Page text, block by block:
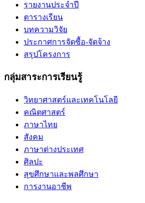
รายงานประจำปี
ตารางเรียน
บทความวิจัย
ประกาศการจัดซื้อ-จัดจ้าง
สรุปโครงการ
กลุ่มสาระการเรียนรู้
วิทยาศาสตร์และเทคโนโลยี
คณิตศาสตร์
ภาษาไทย
สังคม
ภาษาต่างประเทศ
ศิลปะ
สุขศึกษาและพลศึกษา
การงานอาชีพ